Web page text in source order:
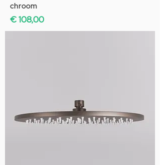
chroom
Prijs
€ 108,00